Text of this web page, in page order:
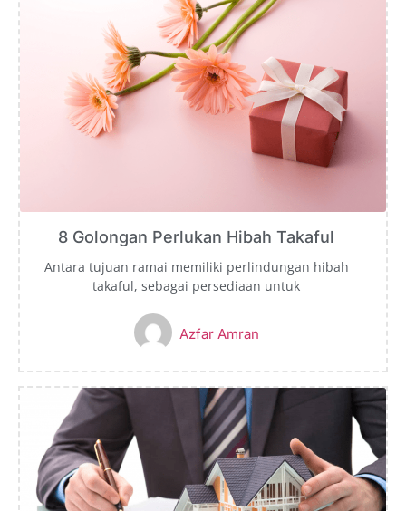
8 Golongan Perlukan Hibah Takaful
Antara tujuan ramai memiliki perlindungan hibah
takaful, sebagai persediaan untuk
Azfar Amran